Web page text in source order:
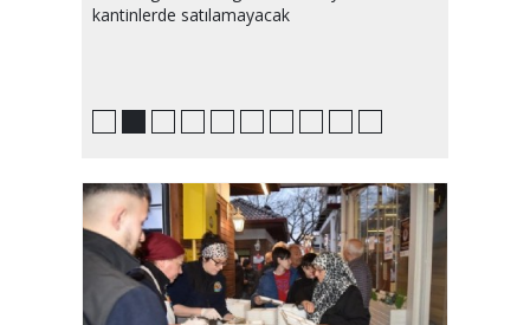
kantinlerde satılamayacak